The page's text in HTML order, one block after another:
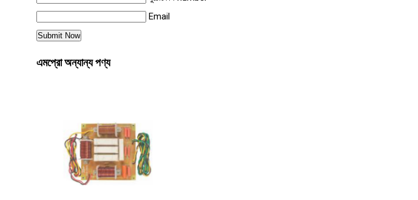
Email
এমপ্রো অন্যান্য পণ্য